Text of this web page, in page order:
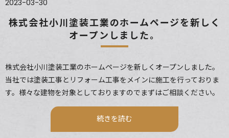
2023-03-30
株式会社小川塗装工業のホームページを新しく
オープンしました。
株式会社小川塗装工業のホームページを新しくオープンしました。
当社では塗装工事とリフォーム工事をメインに施工を行っておりま
す。様々な建物を対象としておりますのでまずはご相談ください。
続きを読む